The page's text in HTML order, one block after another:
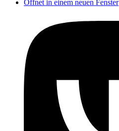
Öffnet in einem neuen Fenster